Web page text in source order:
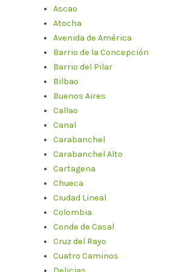
Ascao
Atocha
Avenida de América
Barrio de la Concepción
Barrio del Pilar
Bilbao
Buenos Aires
Callao
Canal
Carabanchel
Carabanchel Alto
Cartagena
Chueca
Ciudad Lineal
Colombia
Conde de Casal
Cruz del Rayo
Cuatro Caminos